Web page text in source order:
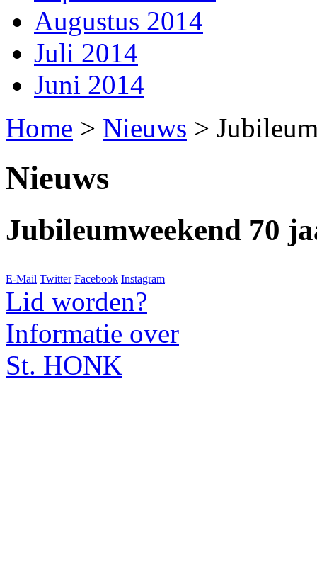
Augustus 2014
Juli 2014
Juni 2014
Home > Nieuws >
Nieuws
Jubileumweekend 70
E-Mail Twitter Facebook Instagram
Lid worden?
Informatie over
St. HONK